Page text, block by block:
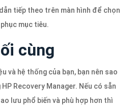
tiếp theo trên màn hình để chọn
mục tiêu.
cùng
và hệ thống của bạn, bạn nên sao
Recovery Manager. Nếu có sẵn
lưu phổ biến và phù hợp hơn thì